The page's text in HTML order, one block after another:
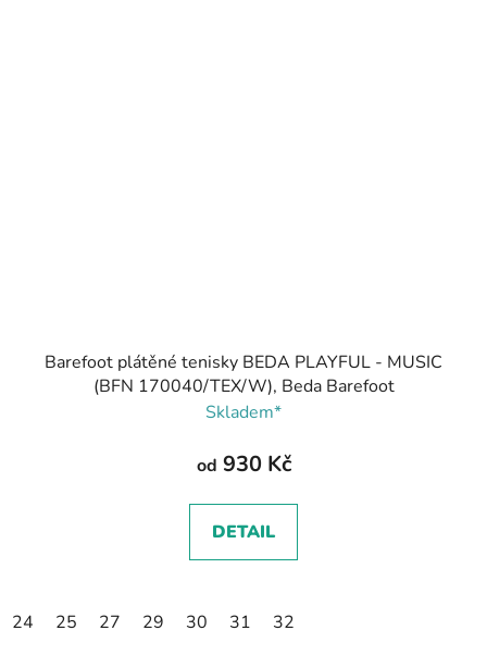
Barefoot plátěné tenisky BEDA PLAYFUL - MUSIC
(BFN 170040/TEX/W), Beda Barefoot
Skladem*
od 930 Kč
DETAIL
24 25 27 29 30 31 32